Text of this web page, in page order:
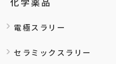
電極スラリー
セラミックスラリー